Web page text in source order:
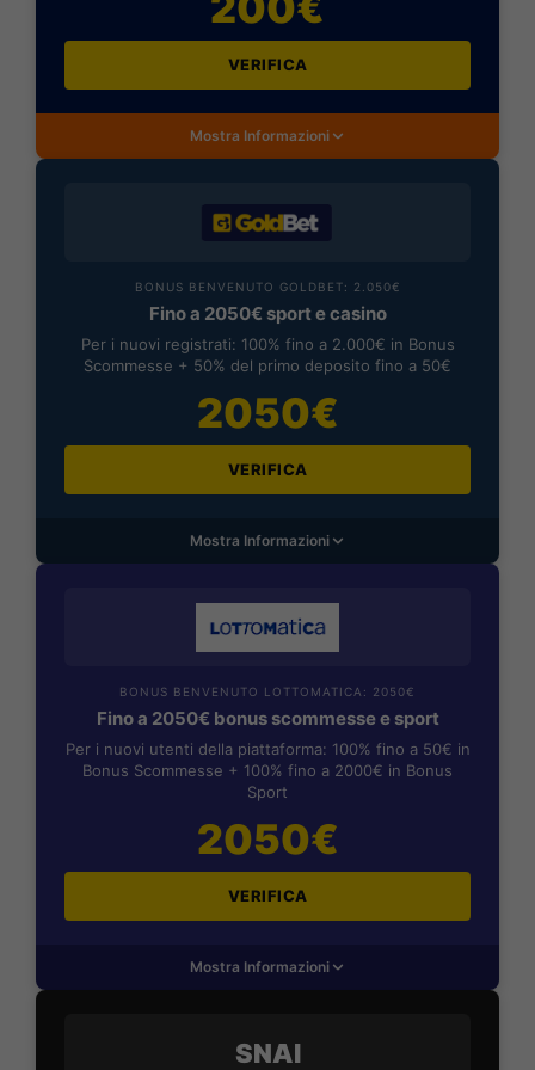
VERIFICA
Mostra Informazioni
BONUS BENVENUTO GOLDBET: 2.050€
Fino a 2050€ sport e casino
Per i nuovi registrati: 100% fino a 2.000€ in Bonus
Scommesse + 50% del primo deposito fino a 50€
2050€
VERIFICA
Mostra Informazioni
BONUS BENVENUTO LOTTOMATICA: 2050€
Fino a 2050€ bonus scommesse e sport
Per i nuovi utenti della piattaforma: 100% fino a 50€ in
Bonus Scommesse + 100% fino a 2000€ in Bonus
Sport
2050€
VERIFICA
Mostra Informazioni
SNAI